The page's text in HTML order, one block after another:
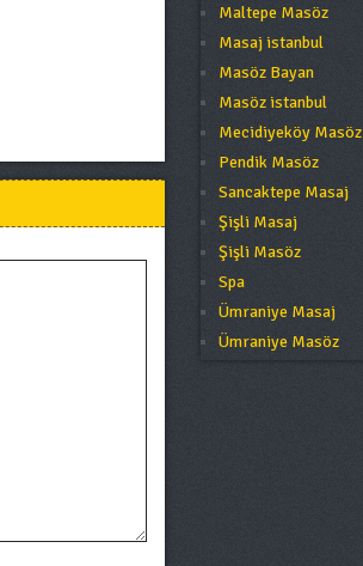
Maltepe Masöz
Masaj istanbul
Masöz Bayan
Masöz istanbul
Mecidiyeköy Masöz
Pendik Masöz
Sancaktepe Masaj
Şişli Masaj
Şişli Masöz
Spa
Ümraniye Masaj
Ümraniye Masöz